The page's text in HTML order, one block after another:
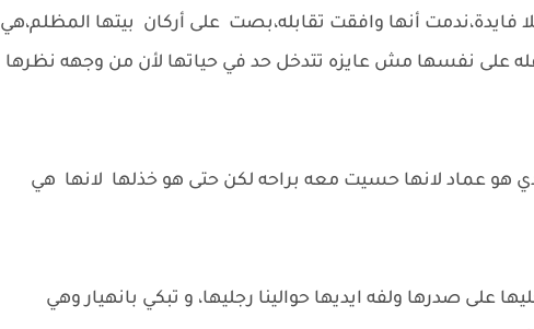
فايدة،ندمت أنها وافقت تقابله،بصت على أركان بيتها المظلم،هي
على نفسها مش عايزه تتدخل حد في حياتها لأن من وجهه نظرها
عماد لانها حسيت معه براحه لكن حتى هو خذلها لانها هي
صدرها ولفه ايديها حوالينا رجليها، و تبكي بانهيار وهي